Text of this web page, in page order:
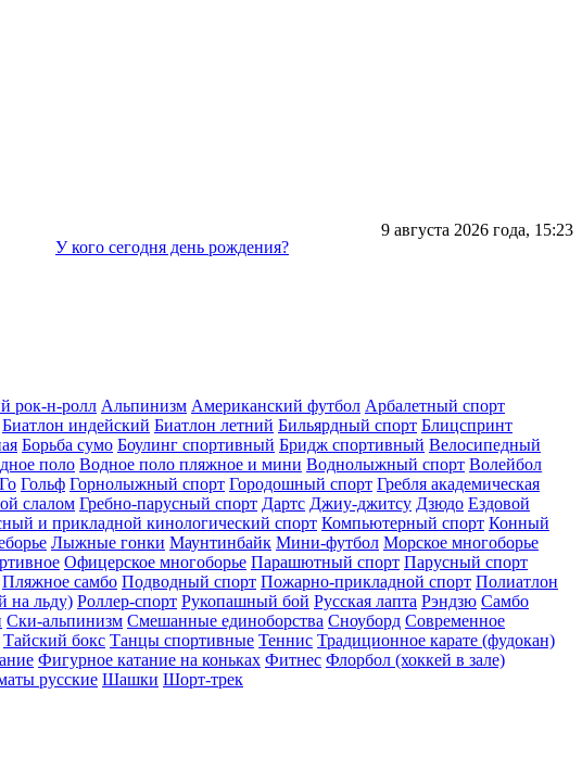
9 августа 2026 года, 15:23
У кого сегодня день рождения?
рок-н-ролл Альпинизм Американский футбол Арбалетный спорт
Биатлон индейский Биатлон летний Бильярдный спорт Блицспринт
Борьба сумо Боулинг спортивный Бридж спортивный Велосипедный
поло Водное поло пляжное и мини Воднолыжный спорт Волейбол
Го Гольф Горнолыжный спорт Городошный спорт Гребля академическая
слалом Гребно-парусный спорт Дартс Джиу-джитсу Дзюдо Ездовой
и прикладной кинологический спорт Компьютерный спорт Конный
Лыжные гонки Маунтинбайк Мини-футбол Морское многоборье
Офицерское многоборье Парашютный спорт Парусный спорт
Пляжное самбо Подводный спорт Пожарно-прикладной спорт Полиатлон
на льду) Роллер-спорт Рукопашный бой Русская лапта Рэндзю Самбо
Ски-альпинизм Смешанные единоборства Сноуборд Современное
Тайский бокс Танцы спортивные Теннис Традиционное карате (фудокан)
Фигурное катание на коньках Фитнес Флорбол (хоккей в зале)
русские Шашки Шорт-трек